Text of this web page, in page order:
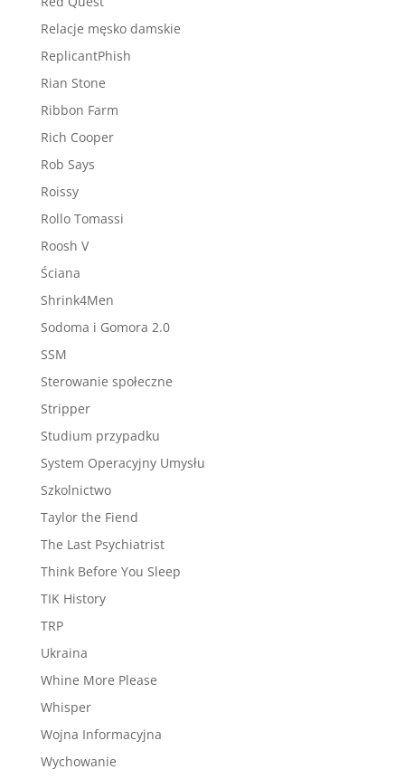
Relacje męsko damskie
ReplicantPhish
Rian Stone
Ribbon Farm
Rich Cooper
Rob Says
Roissy
Rollo Tomassi
Roosh V
Ściana
Shrink4Men
Sodoma i Gomora 2.0
SSM
Sterowanie społeczne
Stripper
Studium przypadku
System Operacyjny Umysłu
Szkolnictwo
Taylor the Fiend
The Last Psychiatrist
Think Before You Sleep
TIK History
TRP
Ukraina
Whine More Please
Whisper
Wojna Informacyjna
Wychowanie